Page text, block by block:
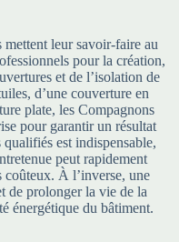
mettent leur savoir-faire au
pour la création,
et de l’isolation de
d’une couverture en
plate, les Compagnons
pour garantir un résultat
est indispensable,
peut rapidement
coûteux. À l’inverse, une
de prolonger la vie de la
énergétique du bâtiment.